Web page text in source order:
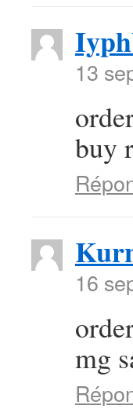
13
buy
16
mg